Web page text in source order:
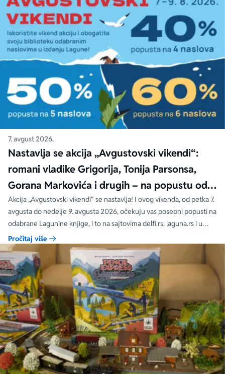
7. avgust 2026.
Nastavlja se akcija „Avgustovski vikendi“:
romani vladike Grigorija, Tonija Parsonsa,
Gorana Markovića i drugih – na popustu od
čak 40, 50 i 60%
Akcija „Avgustovski vikendi“ se nastavlja! I ovog vikenda, od petka 7.
avgusta do nedelje 9. avgusta 2026, očekuju vas posebni popusti na
odabrane Lagunine knjige, i to na sajtovima delfi.rs, laguna.rs i u
svim Delfi knjižarama.
Pročitaj više